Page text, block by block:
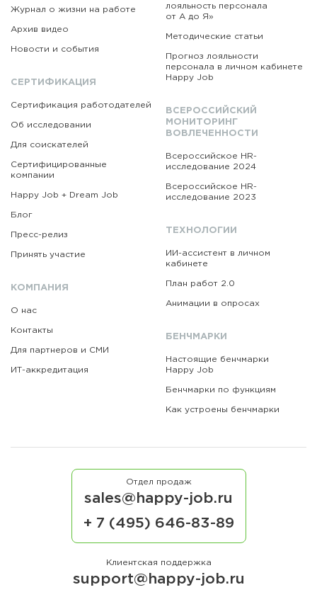
Журнал о жизни на работе
Архив видео
Новости и события
СЕРТИФИКАЦИЯ
Сертификация работодателей
Об исследовании
Для соискателей
Сертифицированные
компании
Happy Job + Dream Job
Блог
Пресс-релиз
Принять участие
КОМПАНИЯ
О нас
Контакты
Для партнеров и СМИ
ИТ-аккредитация
лояльность персонала
от А до Я»
Методические статьи
Прогноз лояльности
персонала в личном кабинете
Happy Job
ВСЕРОССИЙСКИЙ
МОНИТОРИНГ
ВОВЛЕЧЕННОСТИ
Всероссийское HR-
исследование 2024
Всероссийское HR-
исследование 2023
ТЕХНОЛОГИИ
ИИ-ассистент в личном
кабинете
План работ 2.0
Анимации в опросах
БЕНЧМАРКИ
Настоящие бенчмарки
Happy Job
Бенчмарки по функциям
Как устроены бенчмарки
Отдел продаж
sales@happy-job.ru
+ 7 (495) 646-83-89
Клиентская поддержка
support@happy-job.ru